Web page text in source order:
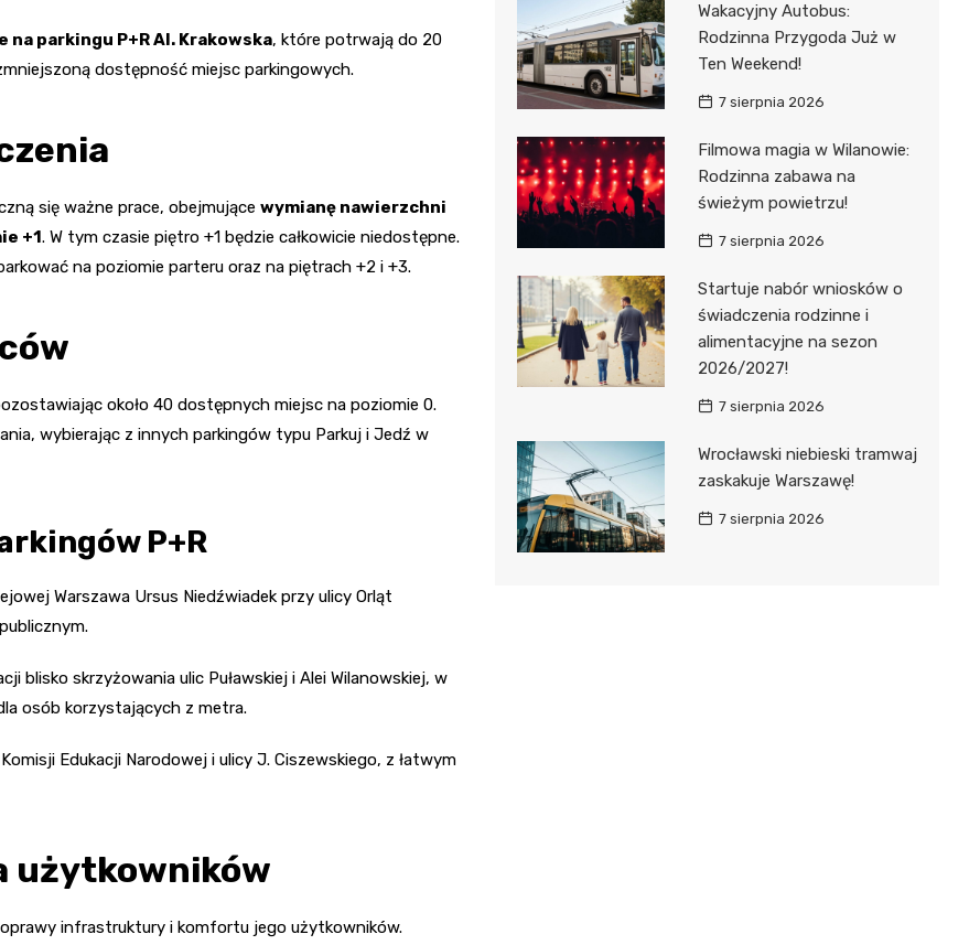
parkingu P+R Al. Krakowska, które potrwają do 20
dostępność miejsc parkingowych.
się ważne prace, obejmujące wymianę nawierzchni
+1. W tym czasie piętro +1 będzie całkowicie niedostępne.
na poziomie parteru oraz na piętrach +2 i +3.
około 40 dostępnych miejsc na poziomie 0.
wybierając z innych parkingów typu Parkuj i Jedź w
P+R
Warszawa Ursus Niedźwiadek przy ulicy Orląt
blisko skrzyżowania ulic Puławskiej i Alei Wilanowskiej, w
osób korzystających z metra.
Edukacji Narodowej i ulicy J. Ciszewskiego, z łatwym
użytkowników
infrastruktury i komfortu jego użytkowników.
Wakacyjny Autobus:
Rodzinna Przygoda Już w
Ten Weekend!
7 sierpnia 2026
Filmowa magia w Wilanowie:
Rodzinna zabawa na
świeżym powietrzu!
7 sierpnia 2026
Startuje nabór wniosków o
świadczenia rodzinne i
alimentacyjne na sezon
2026/2027!
7 sierpnia 2026
Wrocławski niebieski tramwaj
zaskakuje Warszawę!
7 sierpnia 2026